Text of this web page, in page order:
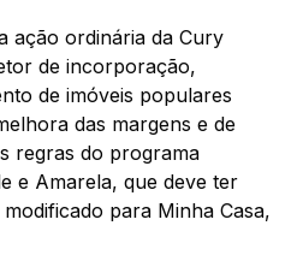
ação ordinária da Cury
de incorporação,
de imóveis populares
das margens e de
regras do programa
e Amarela, que deve ter
para Minha Casa,